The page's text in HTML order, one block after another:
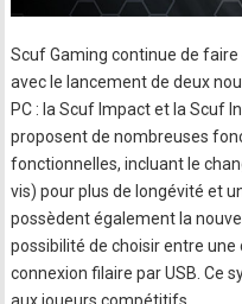
Scuf Gaming continue de
avec le lancement de deux
PC : la Scuf Impact et la Scuf
proposent de nombreuses
fonctionnelles, incluant le
vis) pour plus de longévité et
possèdent également la
possibilité de choisir entre
connexion filaire par USB. Ce